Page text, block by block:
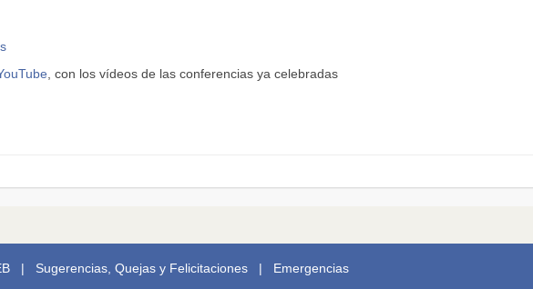
, con los vídeos de las conferencias ya celebradas
| Sugerencias, Quejas y Felicitaciones| Emergencias